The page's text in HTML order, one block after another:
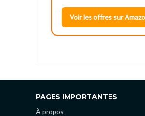
Voir les offres sur
PAGES IMPORTANTES
À propos